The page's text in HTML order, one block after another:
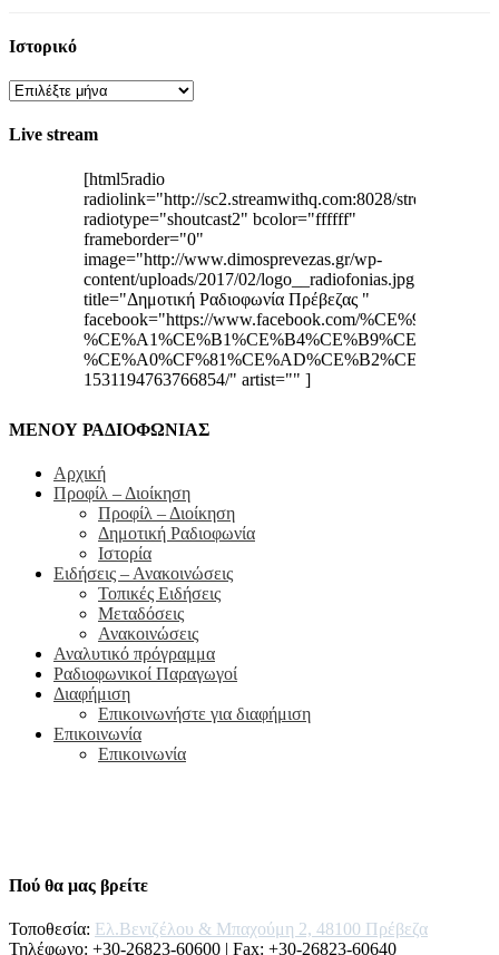
Ιστορικό
Ιστορικό
Live stream
[html5radio
radiolink="http://sc2.streamwithq.com:8028/stream;"
radiotype="shoutcast2" bcolor="ffffff"
frameborder="0"
image="http://www.dimosprevezas.gr/wp-
content/uploads/2017/02/logo__radiofonias.jpg"
title="Δημοτική Ραδιοφωνία Πρέβεζας "
facebook="https://www.facebook.com/
1531194763766854/" artist="" ]
ΜΕΝΟΥ ΡΑΔΙΟΦΩΝΙΑΣ
Αρχική
Προφίλ – Διοίκηση
Προφίλ – Διοίκηση
Δημοτική Ραδιοφωνία
Ιστορία
Ειδήσεις – Ανακοινώσεις
Τοπικές Ειδήσεις
Μεταδόσεις
Ανακοινώσεις
Αναλυτικό πρόγραμμα
Ραδιοφωνικοί Παραγωγοί
Διαφήμιση
Επικοινωνήστε για διαφήμιση
Επικοινωνία
Επικοινωνία
Πού θα μας βρείτε
Τοποθεσία: Ελ.Βενιζέλου & Μπαχούμη 2, 48100 Πρέβεζα
Τηλέφωνo: +30-26823-60600 | Fax: +30-26823-60640